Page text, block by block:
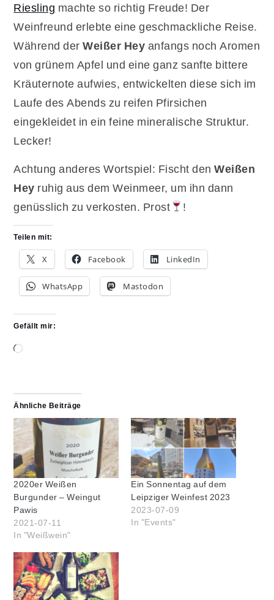
Riesling machte so richtig Freude! Der
Weinfreund erlebte eine geschmackliche Reise.
Während derWeißer Hey anfangs noch Aromen
von grünem Apfel und eine ganz sanfte bittere
Kräuternote aufwies, entwickelten diese sich im
Laufe des Abends zu reifen Pfirsichen
eingekleidet in ein feine mineralische Struktur.
Lecker!
Achtung anderes Wortspiel: Fischt denWeißen
Hey ruhig aus dem Weinmeer, um ihn dann
genüsslich zu verkosten. Prost
!
Teilen mit:
X Facebook LinkedIn
WhatsApp Mastodon
Gefällt mir:
Wird
Ähnliche Beiträge
2020er Weißen
Burgunder – Weingut
Pawis
2021-07-11
In "Weißwein"
Ein Sonnentag auf dem
Leipziger Weinfest 2023
2023-07-09
In "Events"